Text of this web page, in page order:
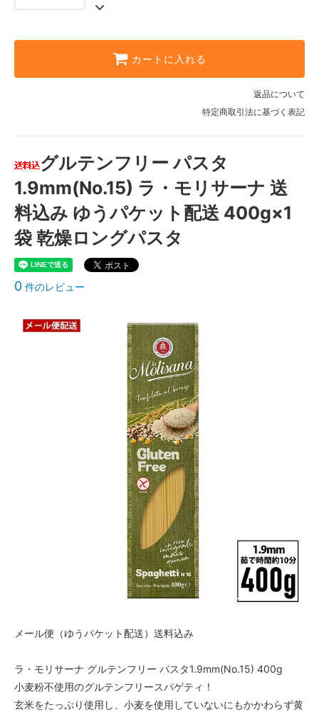
カートに入れる
返品について
特定商取引法に基づく表記
グルテンフリー パスタ
1.9mm(No.15) ラ・モリサーナ 送
料込み ゆうパケット配送 400g×1
袋 乾燥ロングパスタ
0 件のレビュー
メール便（ゆうパケット配送）送料込み
ラ・モリサーナ グルテンフリー パスタ1.9mm(No.15) 400g
小麦粉不使用のグルテンフリースパゲティ！
玄米をたっぷり使用し、小麦を使用していないにもかかわらず黄